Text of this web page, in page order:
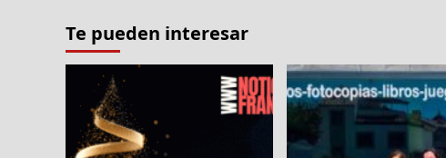
ficha
José
Luis
Montiel
como
nuevo
Madrid
y
estructura
Te pueden interesar